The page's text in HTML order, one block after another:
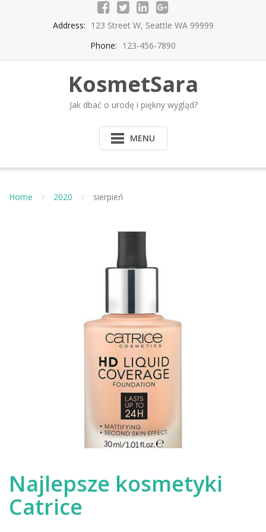
Address: 123 Street W, Seattle WA 99999
Phone: 123-456-7890
KosmetSara
Jak dbać o urodę i piękny wygląd?
MENU
Home 2020 sierpień
Najlepsze kosmetyki
Catrice